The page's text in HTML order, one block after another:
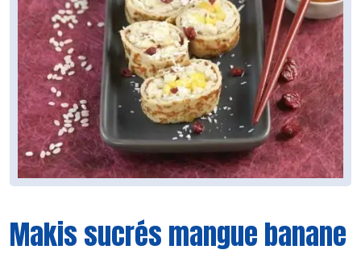
Makis sucrés mangue banane